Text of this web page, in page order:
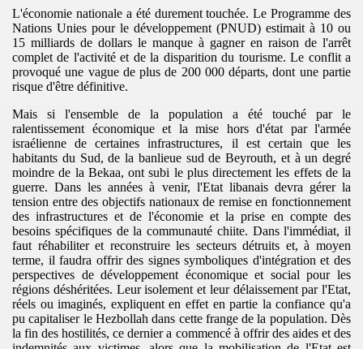
L'économie nationale a été durement touchée. Le Programme des
Nations Unies pour le développement (PNUD) estimait à 10 ou
15 milliards de dollars le manque à gagner en raison de l'arrêt
complet de l'activité et de la disparition du tourisme. Le conflit a
provoqué une vague de plus de 200 000 départs, dont une partie
risque d'être définitive.
Mais si l'ensemble de la population a été touché par le
ralentissement économique et la mise hors d'état par l'armée
israélienne de certaines infrastructures, il est certain que les
habitants du Sud, de la banlieue sud de Beyrouth, et à un degré
moindre de la Bekaa, ont subi le plus directement les effets de la
guerre. Dans les années à venir, l'Etat libanais devra gérer la
tension entre des objectifs nationaux de remise en fonctionnement
des infrastructures et de l'économie et la prise en compte des
besoins spécifiques de la communauté chiite. Dans l'immédiat, il
faut réhabiliter et reconstruire les secteurs détruits et, à moyen
terme, il faudra offrir des signes symboliques d'intégration et des
perspectives de développement économique et social pour les
régions déshéritées. Leur isolement et leur délaissement par l'Etat,
réels ou imaginés, expliquent en effet en partie la confiance qu'a
pu capitaliser le Hezbollah dans cette frange de la population. Dès
la fin des hostilités, ce dernier a commencé à offrir des aides et des